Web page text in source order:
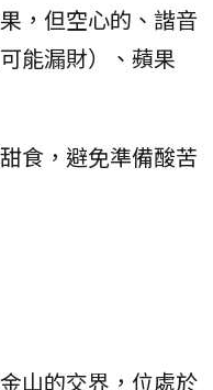
，但空心的、諧音
能漏財）、蘋果
食，避免準備酸苦
山的交界，位處於